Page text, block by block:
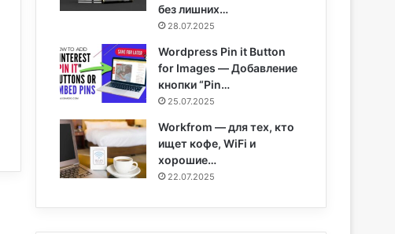
без лишних…
28.07.2025
Wordpress Pin it Button
for Images — Добавление
кнопки “Pin…
25.07.2025
Workfrom — для тех, кто
ищет кофе, WiFi и
хорошие…
22.07.2025